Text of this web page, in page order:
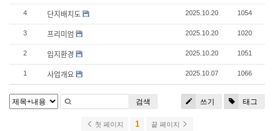
4 단지배치도 2025.10.20 1054
3 프리미엄 2025.10.20 1020
2 입지환경 2025.10.20 1051
1 사업개요 2025.10.07 1066
쓰기 태그
검색
첫 페이지 1 끝 페이지